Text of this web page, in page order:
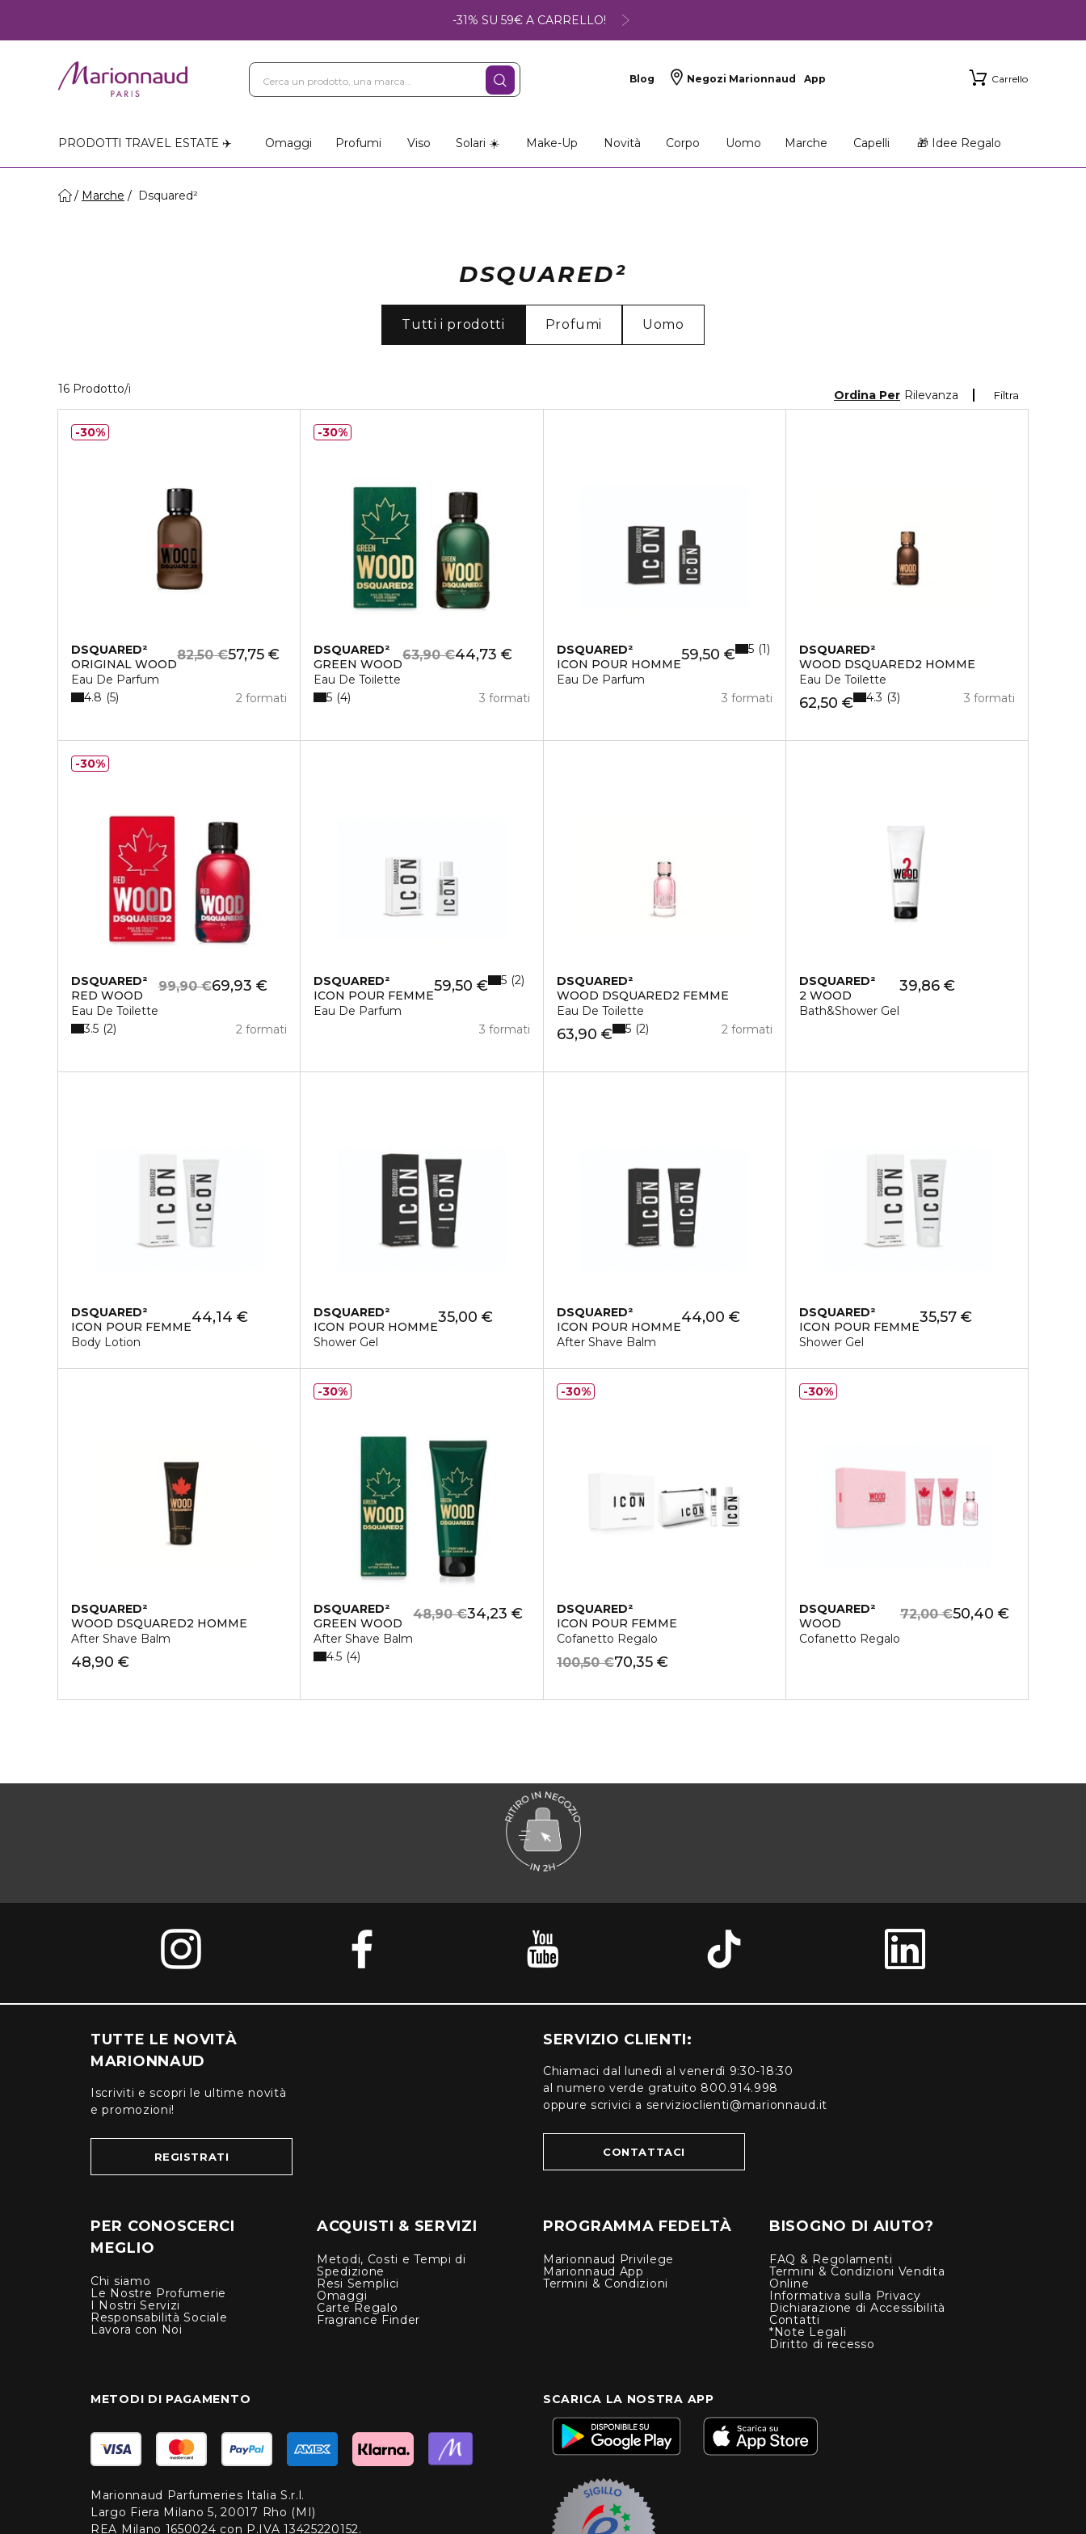
-31% SU 59€ A CARRELLO!
Blog Negozi Marionnaud App Carrello
PRODOTTI TRAVEL ESTATE ✈️ Omaggi Profumi Viso Solari ☀️ Make-Up Novità Corpo Uomo Marche Capelli 🎁 Idee Regalo
Marche Dsquared²
DSQUARED²
Tutti i prodotti Profumi Uomo
16 Prodotto/i Filtra
Ordina Per Rilevanza
DSQUARED²
ORIGINAL WOOD
Eau De Parfum
57,75 €
82,50 €
2 formati
4.8 5
30%
DSQUARED²
GREEN WOOD
Eau De Toilette
44,73 €
63,90 €
3 formati
5 4
30%
DSQUARED²
ICON POUR HOMME
Eau De Parfum
59,50 €
3 formati
5 1
DSQUARED²
WOOD DSQUARED2 HOMME
Eau De Toilette
62,50 € 3 formati
4.3 3
DSQUARED²
RED WOOD
Eau De Toilette
69,93 €
99,90 €
2 formati
3.5 2
30%
DSQUARED²
ICON POUR FEMME
Eau De Parfum
59,50 €
3 formati
5 2
DSQUARED²
WOOD DSQUARED2 FEMME
Eau De Toilette
63,90 € 2 formati
5 2
DSQUARED²
2 WOOD
Bath&Shower Gel
39,86 €
DSQUARED²
ICON POUR FEMME
Body Lotion
44,14 €
DSQUARED²
ICON POUR HOMME
Shower Gel
35,00 €
DSQUARED²
ICON POUR HOMME
After Shave Balm
44,00 €
DSQUARED²
ICON POUR FEMME
Shower Gel
35,57 €
DSQUARED²
WOOD DSQUARED2 HOMME
After Shave Balm
48,90 €
DSQUARED²
GREEN WOOD
After Shave Balm
34,23 €
48,90 €
4.5 4
30%
DSQUARED²
ICON POUR FEMME
Cofanetto Regalo
70,35 €
100,50 €
30%
DSQUARED²
WOOD
Cofanetto Regalo
50,40 €
72,00 €
30%
TUTTE LE NOVITÀ
MARIONNAUD
Iscriviti e scopri le ultime novità
e promozioni!
REGISTRATI
SERVIZIO CLIENTI:
Chiamaci dal lunedì al venerdì 9:30-18:30
al numero verde gratuito 800.914.998
oppure scrivici a servizioclienti@marionnaud.it
CONTATTACI
PER CONOSCERCI
MEGLIO
Chi siamo
Le Nostre Profumerie
I Nostri Servizi
Responsabilità Sociale
Lavora con Noi
ACQUISTI & SERVIZI
Metodi, Costi e Tempi di
Spedizione
Resi Semplici
Omaggi
Carte Regalo
Fragrance Finder
PROGRAMMA FEDELTÀ
Marionnaud Privilege
Marionnaud App
Termini & Condizioni
BISOGNO DI AIUTO?
FAQ & Regolamenti
Termini & Condizioni Vendita
Online
Informativa sulla Privacy
Dichiarazione di Accessibilità
Contatti
*Note Legali
Diritto di recesso
METODI DI PAGAMENTO
Marionnaud Parfumeries Italia S.r.l.
Largo Fiera Milano 5, 20017 Rho (MI)
REA Milano 1650024 con P.IVA 13425220152.
SCARICA LA NOSTRA APP